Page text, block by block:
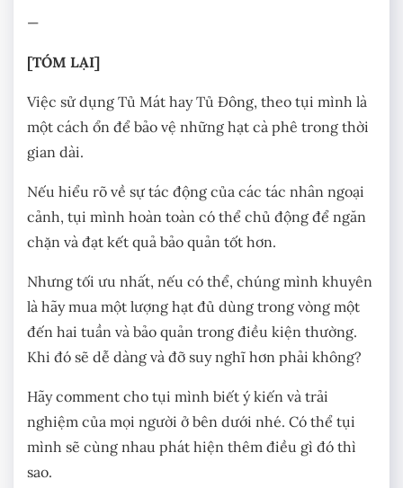
—
[TÓM LẠI]
Việc sử dụng Tủ Mát hay Tủ Đông, theo tụi mình là
một cách ổn để bảo vệ những hạt cà phê trong thời
gian dài.
Nếu hiểu rõ về sự tác động của các tác nhân ngoại
cảnh, tụi mình hoàn toàn có thể chủ động để ngăn
chặn và đạt kết quả bảo quản tốt hơn.
Nhưng tối ưu nhất, nếu có thể, chúng mình khuyên
là hãy mua một lượng hạt đủ dùng trong vòng một
đến hai tuần và bảo quản trong điều kiện thường.
Khi đó sẽ dễ dàng và đỡ suy nghĩ hơn phải không?
Hãy comment cho tụi mình biết ý kiến và trải
nghiệm của mọi người ở bên dưới nhé. Có thể tụi
mình sẽ cùng nhau phát hiện thêm điều gì đó thì
sao.